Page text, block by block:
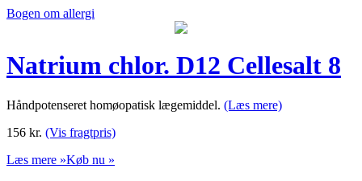
Bogen om allergi
Natrium chlor. D12 Cellesalt 8
Håndpotenseret homøopatisk lægemiddel. (Læs mere)
156 kr. (Vis fragtpris)
Læs mere »Køb nu »